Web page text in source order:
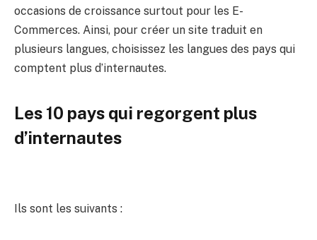
occasions de croissance surtout pour les E-
Commerces. Ainsi, pour créer un site traduit en
plusieurs langues, choisissez les langues des pays qui
comptent plus d’internautes.
Les 10 pays qui regorgent plus
d’internautes
Ils sont les suivants :